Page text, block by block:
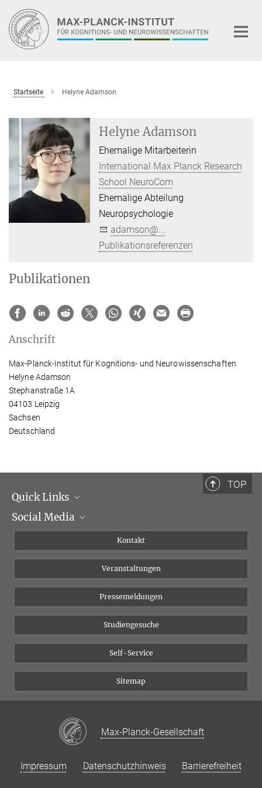
Hauptinhalt
Startseite Helyne Adamson
Helyne Adamson
Ehemalige Mitarbeiterin
International Max Planck Research
School NeuroCom
Ehemalige Abteilung
Neuropsychologie
adamson@...
Publikationsreferenzen
Publikationen
Anschrift
Max-Planck-Institut für Kognitions- und Neurowissenschaften
Helyne Adamson
Stephanstraße 1A
04103 Leipzig
Sachsen
Deutschland
TOP
Quick Links
Institutsleitung
Social Media
YouTube
Kontakt
Veranstaltungen
Pressemeldungen
Studiengesuche
Self-Service
Sitemap
Max-Planck-Gesellschaft
Impressum Datenschutzhinweis Barrierefreiheit